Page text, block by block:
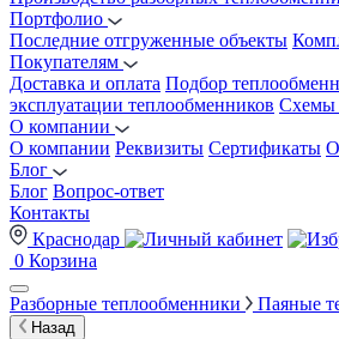
Портфолио
Последние отгруженные объекты
Покупателям
Доставка и оплата Подбор
эксплуатации теплообменников Схемы
О компании
О компании Реквизиты Сертификаты
Блог
Блог Вопрос-ответ
Контакты
Краснодар
0 Корзина
Разборные теплообменники Паяные
Назад